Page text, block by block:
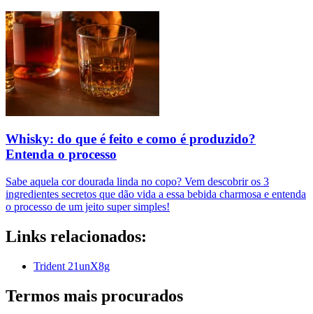
Whisky: do que é feito e como é produzido?
Entenda o processo
Sabe aquela cor dourada linda no copo? Vem descobrir os 3
ingredientes secretos que dão vida a essa bebida charmosa e entenda
o processo de um jeito super simples!
Links relacionados:
Trident 21unX8g
Termos mais procurados